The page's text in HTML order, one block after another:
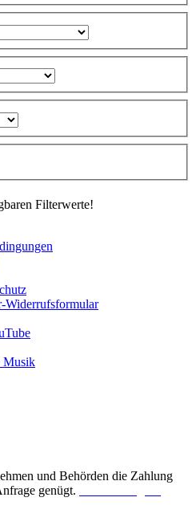
Filterwerte!
Widerrufsformular
Musik
und Behörden die Zahlung
genügt.